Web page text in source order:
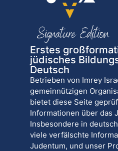
Erstes
jüdisches
Deutsch
Betrieben von Imrey
gemeinnützigen
bietet diese Seite
Informationen über das
Insbesondere in
viele verfälschte
Judentum, und unser